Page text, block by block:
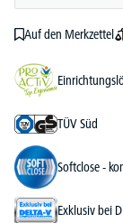
Auf den Merkzettel
TÜV Süd
Softclose -
Exklusiv bei